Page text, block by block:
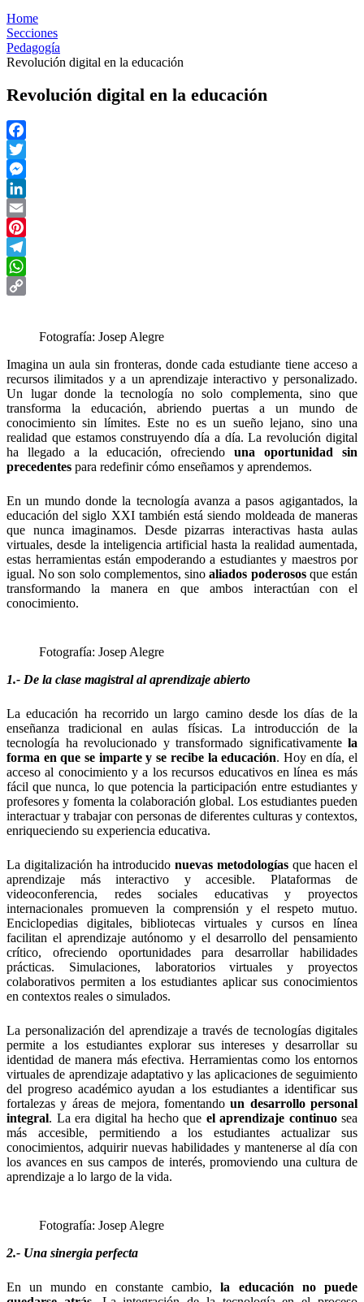
Home
Secciones
Pedagogía
Revolución digital en la educación
Revolución digital en la educación
Facebook
Twitter
Messenger
LinkedIn
Email
Pinterest
Telegram
WhatsApp
Fotografía: Josep Alegre
Imagina un aula sin fronteras, donde cada estudiante tiene acceso a
recursos ilimitados y a un aprendizaje interactivo y personalizado.
Un lugar donde la tecnología no solo complementa, sino que
transforma la educación, abriendo puertas a un mundo de
conocimiento sin límites. Este no es un sueño lejano, sino una
realidad que estamos construyendo día a día. La revolución digital
ha llegado a la educación, ofreciendo una oportunidad sin
precedentes para redefinir cómo enseñamos y aprendemos.
En un mundo donde la tecnología avanza a pasos agigantados, la
educación del siglo XXI también está siendo moldeada de maneras
que nunca imaginamos. Desde pizarras interactivas hasta aulas
virtuales, desde la inteligencia artificial hasta la realidad aumentada,
estas herramientas están empoderando a estudiantes y maestros por
igual. No son solo complementos, sinoaliados poderososque están
transformando la manera en que ambos interactúan con el
conocimiento.
Fotografía: Josep Alegre
1.- De la clase magistral al aprendizaje abierto
La educación ha recorrido un largo camino desde los días de la
enseñanza tradicional en aulas físicas. La introducción de la
tecnología ha revolucionado y transformado significativamente la
forma en que se imparte y se recibe la educación. Hoy en día, el
acceso al conocimiento y a los recursos educativos en línea es más
fácil que nunca, lo que potencia la participación entre estudiantes y
profesores y fomenta la colaboración global. Los estudiantes pueden
interactuar y trabajar con personas de diferentes culturas y contextos,
enriqueciendo su experiencia educativa.
La digitalización ha introducido nuevas metodologíasque hacen el
aprendizaje más interactivo y accesible. Plataformas de
videoconferencia, redes sociales educativas y proyectos
internacionales promueven la comprensión y el respeto mutuo.
Enciclopedias digitales, bibliotecas virtuales y cursos en línea
facilitan el aprendizaje autónomo y el desarrollo del pensamiento
crítico, ofreciendo oportunidades para desarrollar habilidades
prácticas. Simulaciones, laboratorios virtuales y proyectos
colaborativos permiten a los estudiantes aplicar sus conocimientos
en contextos reales o simulados.
La personalización del aprendizaje a través de tecnologías digitales
permite a los estudiantes explorar sus intereses y desarrollar su
identidad de manera más efectiva. Herramientas como los entornos
virtuales de aprendizaje adaptativo y las aplicaciones de seguimiento
del progreso académico ayudan a los estudiantes a identificar sus
fortalezas y áreas de mejora, fomentandoun desarrollo personal
integral. La era digital ha hecho que el aprendizaje continuosea
más accesible, permitiendo a los estudiantes actualizar sus
conocimientos, adquirir nuevas habilidades y mantenerse al día con
los avances en sus campos de interés, promoviendo una cultura de
aprendizaje a lo largo de la vida.
Fotografía: Josep Alegre
2.- Una sinergia perfecta
En un mundo en constante cambio,la educación no puede